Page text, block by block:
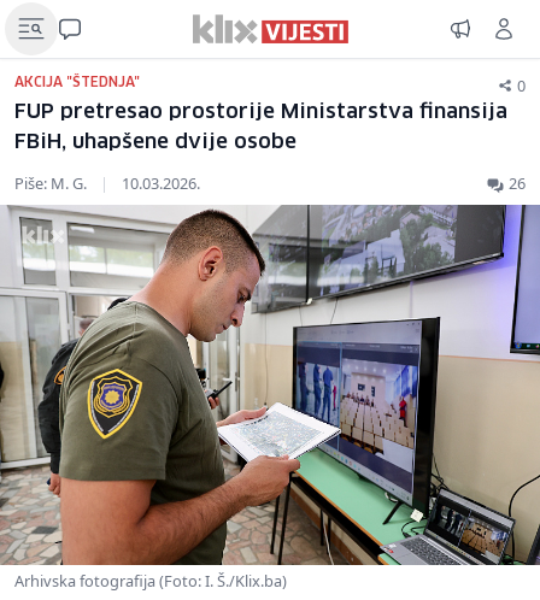
AKCIJA "ŠTEDNJA" 0
FUP pretresao prostorije Ministarstva finansija
FBiH, uhapšene dvije osobe
Piše: M. G. | 10.03.2026. 26
Arhivska fotografija (Foto: I. Š./Klix.ba)